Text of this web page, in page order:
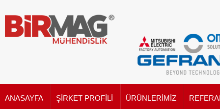
ANASAYFA ŞIRKET PROFILI ÜRÜNLERIMIZ